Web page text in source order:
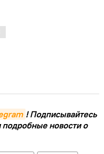
! Подписывайтесь
новости о